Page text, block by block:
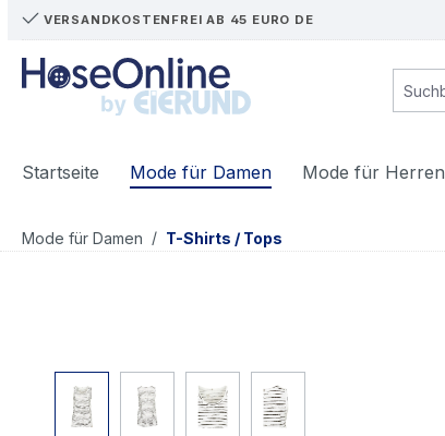
Hauptinhalt springen
Zur Suche springen
Zur Hauptnavigation springen
VERSANDKOSTENFREI AB 45 EURO DE
Startseite Mode für Damen Mode für Herren
Mode für Damen / T-Shirts / Tops
Bildergalerie überspringen